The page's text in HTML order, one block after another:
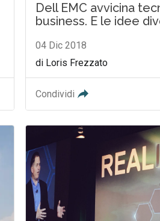
Dell EMC avvicina
business. E le idee
04 Dic 2018
di Loris Frezzato
Condividi